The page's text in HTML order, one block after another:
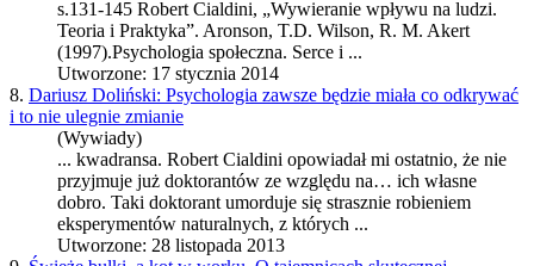
s.131-145 Robert Cialdini, „Wywieranie wpływu na ludzi.
Teoria i Praktyka”. Aronson, T.D. Wilson, R. M. Akert
(1997).Psychologia społeczna. Serce i ...
Utworzone: 17 stycznia 2014
8. Dariusz Doliński: Psychologia zawsze będzie miała co odkrywać
i to nie ulegnie zmianie
(Wywiady)
... kwadransa. Robert Cialdini opowiadał mi ostatnio, że nie
przyjmuje już doktorantów ze względu na… ich własne
dobro. Taki doktorant umorduje się strasznie robieniem
eksperymentów naturalnych, z których ...
Utworzone: 28 listopada 2013